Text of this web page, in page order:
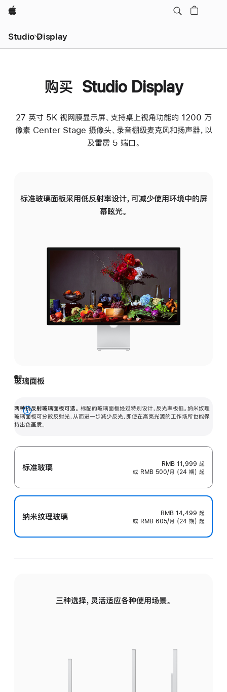
Apple
Studio Display
购买 Studio Display
27 英寸 5K 视网膜显示屏、支持桌上视角功能的 1200 万
像素 Center Stage 摄像头、录音棚级麦克风和扬声器，以
及雷雳 5 端口。
标准玻璃面板采用低反射率设计，可减少使用环境中的屏
幕眩光。
玻璃面板
两种抗反射玻璃面板可选。 标配的玻璃面板经过特别设计，反光率极低。纳米纹理
玻璃面板可分散反射光，从而进一步减少反光，即使在高亮光源的工作场所也能保
持出色画质。
展
开
标准玻璃 RMB 11,999 起
或 RMB 500/月 (24 期) 起
纳米纹理玻璃 RMB 14,499 起
或 RMB 605/月 (24 期) 起
三种选择，灵活适应各种使用场景。